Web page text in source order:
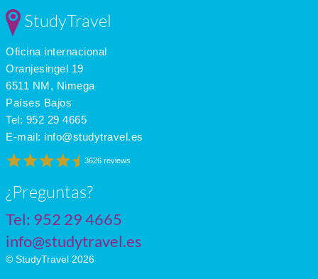
Mar
May
June
July
StudyTravel
Oficina internacional
Oranjesingel 19
6511 NM, Nimega
Países Bajos
Tel: 952 29 4665
E-mail: info@studytravel.es
3626 reviews
¿Preguntas?
Tel: 952 29 4665
info@studytravel.es
© StudyTravel 2026